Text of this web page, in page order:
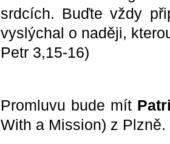
srdcích. Buďte vždy
vyslýchal o naději,
Petr 3,15-16)
Promluvu bude mít
With a Mission) z Plzně.